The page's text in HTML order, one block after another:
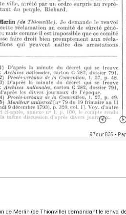
97 sur 835 •
de Merlin (de Thionville) demandant le renvoi